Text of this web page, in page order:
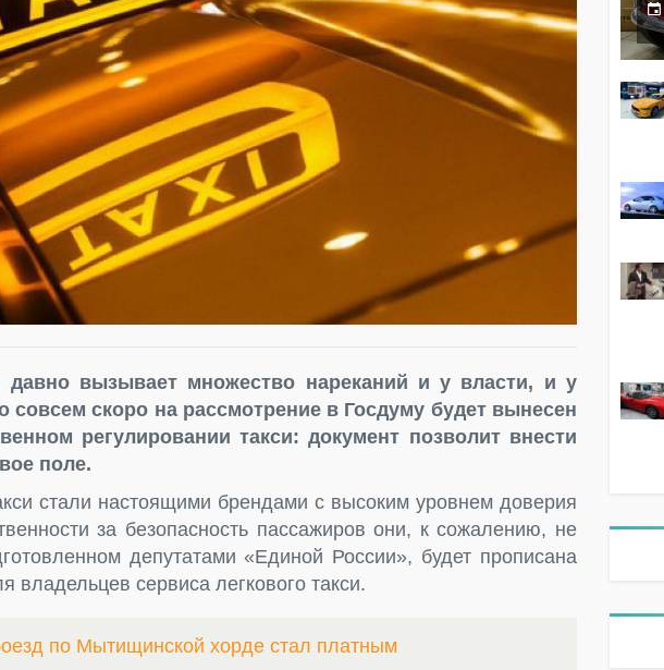
давно вызывает множество нареканий и у власти, и у
совсем скоро на рассмотрение в Госдуму будет вынесен
регулировании такси: документ позволит внести
поле.
стали настоящими брендами с высоким уровнем доверия
за безопасность пассажиров они, к сожалению, не
депутатами «Единой России», будет прописана
владельцев сервиса легкового такси.
по Мытищинской хорде стал платным